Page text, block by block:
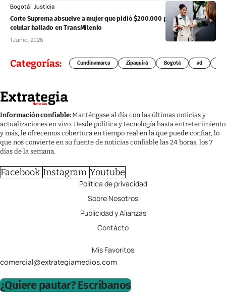
Bogotá Justicia
Corte Suprema absuelve a mujer que pidió $200.000 por devolver un
celular hallado en TransMilenio
1 Junio, 2026
Categorías: Cundinamarca Zipaquirá Bogotá ad
Información confiable:Manténgase al día con las últimas noticias y
actualizaciones en vivo. Desde política y tecnología hasta entretenimiento
y más, le ofrecemos cobertura en tiempo real en la que puede confiar, lo
que nos convierte en su fuente de noticias confiable las 24 horas, los 7
días de la semana.
Facebook Instagram Youtube
Política de privacidad
Sobre Nosotros
Publicidad y Alianzas
Contácto
Mis Favoritos
comercial@extrategiamedios.com
¿Quiere pautar? Escríbanos